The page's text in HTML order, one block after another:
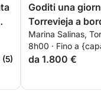
raffinata,
speciale
di diverso,
(5)
Goditi una
Torrevieja a
catamarano.
Marina Salinas,
8h00 · Fino a
da 1.800 €